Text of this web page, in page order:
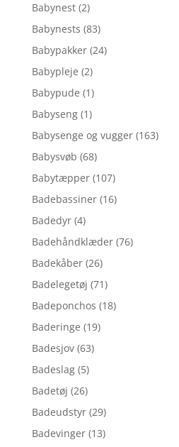
Babynest (2)
Babynests (83)
Babypakker (24)
Babypleje (2)
Babypude (1)
Babyseng (1)
Babysenge og vugger (163)
Babysvøb (68)
Babytæpper (107)
Badebassiner (16)
Badedyr (4)
Badehåndklæder (76)
Badekåber (26)
Badelegetøj (71)
Badeponchos (18)
Baderinge (19)
Badesjov (63)
Badeslag (5)
Badetøj (26)
Badeudstyr (29)
Badevinger (13)